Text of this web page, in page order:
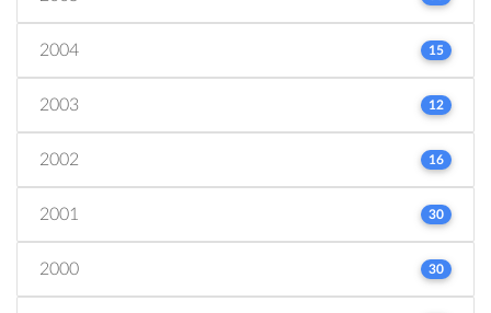
2004 15
2003 12
2002 16
2001 30
2000 30